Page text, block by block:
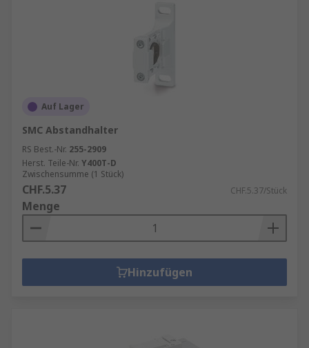
Auf Lager
SMC Abstandhalter
RS Best.-Nr. 255-2909
Herst. Teile-Nr. Y400T-D
Zwischensumme (1 Stück)
CHF.5.37 CHF.5.37/Stück
Menge
Hinzufügen